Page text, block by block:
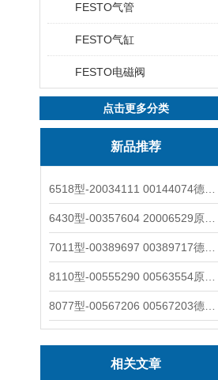
FESTO气管
FESTO气缸
FESTO电磁阀
点击更多分类
新品推荐
相关文章